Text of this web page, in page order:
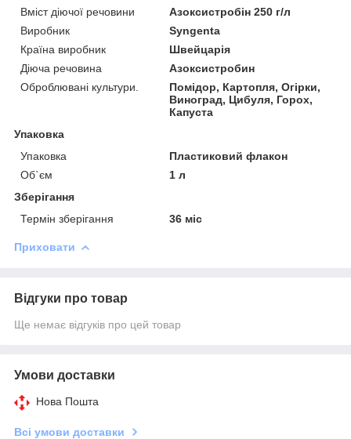
Вміст діючої речовини
Азоксистробін 250 г/л
Виробник
Syngenta
Країна виробник
Швейцарія
Діюча речовина
Азоксистробин
Оброблювані культури.
Помідор, Картопля, Огірки,
Виноград, Цибуля, Горох,
Капуста
Упаковка
Упаковка
Пластиковий флакон
Об`єм
1 л
Зберігання
Термін зберігання
36 міс
Приховати
Відгуки про товар
Ще немає відгуків про цей товар
Умови доставки
Нова Пошта
Всі умови доставки